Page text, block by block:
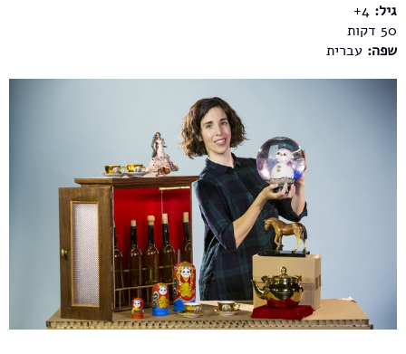
גיל: 4+
50
שפה: עברית